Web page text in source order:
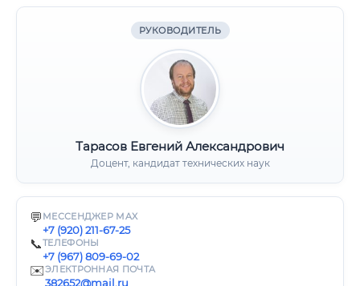
РУКОВОДИТЕЛЬ
Тарасов Евгений Александрович
Доцент, кандидат технических наук
💬 МЕССЕНДЖЕР MAX
+7 (920) 211-67-25
📞ТЕЛЕФОНЫ
+7 (967) 809-69-02
✉️ЭЛЕКТРОННАЯ ПОЧТА
382652@mail.ru